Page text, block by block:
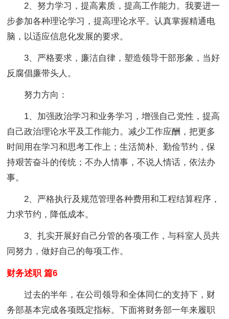
2、努力学习，提高素质，提高工作能力。我要进一
步参加各种理论学习，提高理论水平。认真掌握精通电
脑，以适应信息化发展的要求。
3、严格要求，廉洁自律，塑造领导干部形象，当好
反腐倡廉带头人。
努力方向：
1、加强政治学习和业务学习，增强自己党性，提高
自己政治理论水平及工作能力。减少工作应酬，把更多
时间用在学习和思考工作上；生活简朴、勤俭节约，保
持艰苦奋斗的传统；不办人情事，不说人情话，依法办
事。
2、严格执行及规范管理各种费用和工程结算程序，
力求节约，降低成本。
3、扎实开展好自己分管的各项工作，与科室人员共
同努力，做好自己的每项工作。
财务述职 篇6
过去的半年，在公司领导和全体同仁的支持下，财
务部基本完成各项既定指标。下面将财务部一年来履职